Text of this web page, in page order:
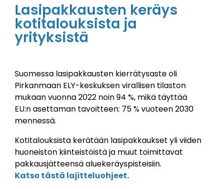
Lasipakkausten keräys
kotitalouksista ja
yrityksistä
Suomessa lasipakkausten kierrätysaste oli
Pirkanmaan ELY-keskuksen virallisen tilaston
mukaan vuonna 2022 noin 94 %, mikä täyttää
EU:n asettaman tavoitteen: 75 % vuoteen 2030
mennessä.
Kotitalouksista kerätään lasipakkaukset yli viiden
huoneiston kiinteistöistä ja muut toimittavat
pakkausjätteensä aluekeräyspisteisiin.
Katso tästä lajitteluohjeet.